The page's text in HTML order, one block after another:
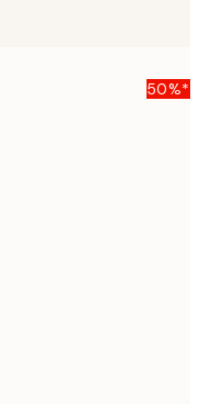
50%*